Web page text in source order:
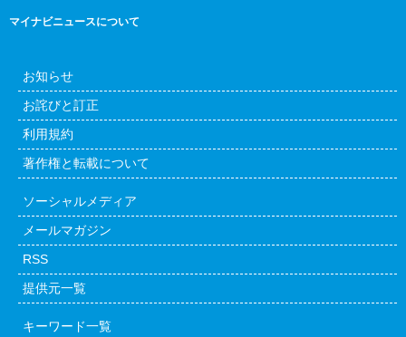
マイナビニュースについて
お知らせ
お詫びと訂正
利用規約
著作権と転載について
ソーシャルメディア
メールマガジン
RSS
提供元一覧
キーワード一覧